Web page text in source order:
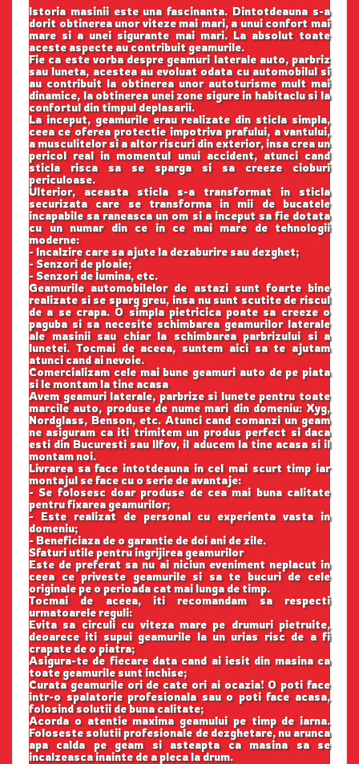
Istoria masinii este una fascinanta. Dintotdeauna s-a
dorit obtinerea unor viteze mai mari, a unui confort mai
mare si a unei sigurante mai mari. La absolut toate
aceste aspecte au contribuit geamurile.
Fie ca este vorba despre geamuri laterale auto, parbriz
sau luneta, acestea au evoluat odata cu automobilul si
au contribuit la obtinerea unor autoturisme mult mai
dinamice, la obtinerea unei zone sigure in habitaclu si la
confortul din timpul deplasarii.
La inceput, geamurile erau realizate din sticla simpla,
ceea ce oferea protectie impotriva prafului, a vantului,
a musculitelor si a altor riscuri din exterior, insa crea un
pericol real in momentul unui accident, atunci cand
sticla risca sa se sparga si sa creeze cioburi
periculoase.
Ulterior, aceasta sticla s-a transformat in sticla
securizata care se transforma in mii de bucatele
incapabile sa raneasca un om si a inceput sa fie dotata
cu un numar din ce in ce mai mare de tehnologii
moderne:
- Incalzire care sa ajute la dezaburire sau dezghet;
- Senzori de ploaie;
- Senzori de lumina, etc.
Geamurile automobilelor de astazi sunt foarte bine
realizate si se sparg greu, insa nu sunt scutite de riscul
de a se crapa. O simpla pietricica poate sa creeze o
paguba si sa necesite schimbarea geamurilor laterale
ale masinii sau chiar la schimbarea parbrizului si a
lunetei. Tocmai de aceea, suntem aici sa te ajutam
atunci cand ai nevoie.
Comercializam cele mai bune geamuri auto de pe piata
si le montam la tine acasa
Avem geamuri laterale, parbrize si lunete pentru toate
marcile auto, produse de nume mari din domeniu: Xyg,
Nordglass, Benson, etc. Atunci cand comanzi un geam
ne asiguram ca iti trimitem un produs perfect si daca
esti din Bucuresti sau Ilfov, il aducem la tine acasa si il
montam noi.
Livrarea sa face intotdeauna in cel mai scurt timp iar
montajul se face cu o serie de avantaje:
- Se folosesc doar produse de cea mai buna calitate
pentru fixarea geamurilor;
- Este realizat de personal cu experienta vasta in
domeniu;
- Beneficiaza de o garantie de doi ani de zile.
Sfaturi utile pentru ingrijirea geamurilor
Este de preferat sa nu ai niciun eveniment neplacut in
ceea ce priveste geamurile si sa te bucuri de cele
originale pe o perioada cat mai lunga de timp.
Tocmai de aceea, iti recomandam sa respecti
urmatoarele reguli:
Evita sa circuli cu viteza mare pe drumuri pietruite,
deoarece iti supui geamurile la un urias risc de a fi
crapate de o piatra;
Asigura-te de fiecare data cand ai iesit din masina ca
toate geamurile sunt inchise;
Curata geamurile ori de cate ori ai ocazia! O poti face
intr-o spalatorie profesionala sau o poti face acasa,
folosind solutii de buna calitate;
Acorda o atentie maxima geamului pe timp de iarna.
Foloseste solutii profesionale de dezghetare, nu arunca
apa calda pe geam si asteapta ca masina sa se
incalzeasca inainte de a pleca la drum.